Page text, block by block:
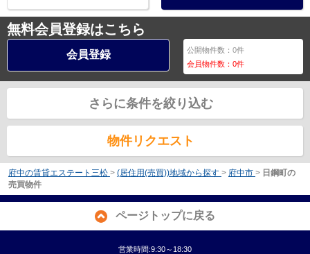
無料会員登録はこちら
会員登録 公開物件数：0件
会員物件数：0件
さらに条件を絞り込む
物件リクエスト
府中の賃貸エステート三松 > (居住用(売買))地域から探す > 府中市 > 日鋼町の
売買物件
ページトップに戻る
営業時間:9:30～18:30